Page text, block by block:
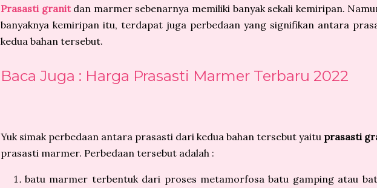
Prasasti granitdan marmer sebenarnya memiliki banyak sekali kemiripan.
banyaknya kemiripan itu, terdapat juga perbedaan yang signifikan antara
kedua bahan tersebut.
Baca Juga : Harga Prasasti Marmer Terbaru 2022
Yuk simak perbedaan antara prasasti dari kedua bahan tersebut yaitu prasasti
prasasti marmer. Perbedaan tersebut adalah :
batu marmer terbentuk dari proses metamorfosa batu gamping atau